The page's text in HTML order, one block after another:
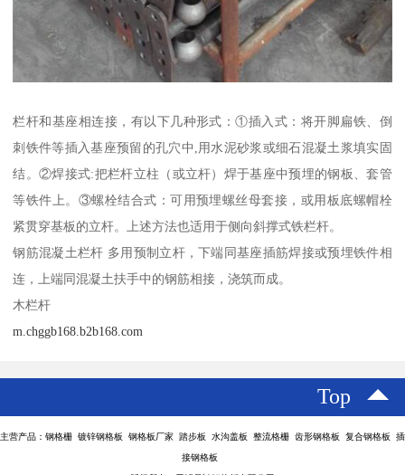
栏杆和基座相连接，有以下几种形式：①插入式：将开脚扁铁、倒
刺铁件等插入基座预留的孔穴中,用水泥砂浆或细石混凝土浆填实固
结。②焊接式:把栏杆立柱（或立杆）焊于基座中预埋的钢板、套管
等铁件上。③螺栓结合式：可用预埋螺丝母套接，或用板底螺帽栓
紧贯穿基板的立杆。上述方法也适用于侧向斜撑式铁栏杆。
钢筋混凝土栏杆 多用预制立杆，下端同基座插筋焊接或预埋铁件相
连，上端同混凝土扶手中的钢筋相接，浇筑而成。
木栏杆
m.chggb168.b2b168.com
Top
主营产品：钢格栅 镀锌钢格板 钢格板厂家 踏步板 水沟盖板 整流格栅 齿形钢格板 复合钢格板 插
接钢格板